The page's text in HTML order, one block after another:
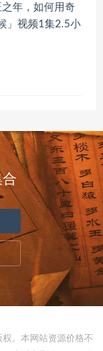
年，如何用奇
」视频1集2.5小
。本网站资源价格不